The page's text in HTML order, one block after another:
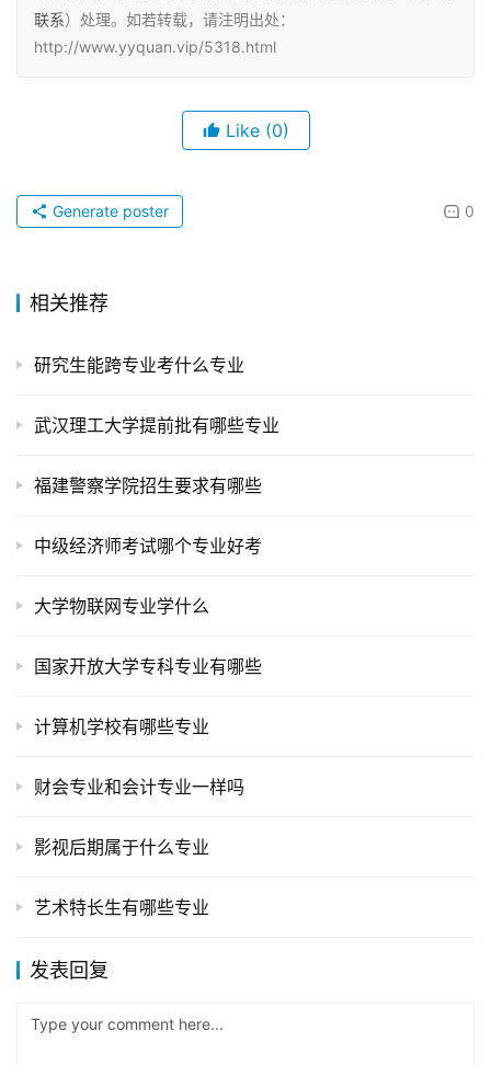
联系）处理。如若转载，请注明出处：
http://www.yyquan.vip/5318.html
Like (0)
0
Generate poster
相关推荐
研究生能跨专业考什么专业
武汉理工大学提前批有哪些专业
福建警察学院招生要求有哪些
中级经济师考试哪个专业好考
大学物联网专业学什么
国家开放大学专科专业有哪些
计算机学校有哪些专业
财会专业和会计专业一样吗
影视后期属于什么专业
艺术特长生有哪些专业
发表回复